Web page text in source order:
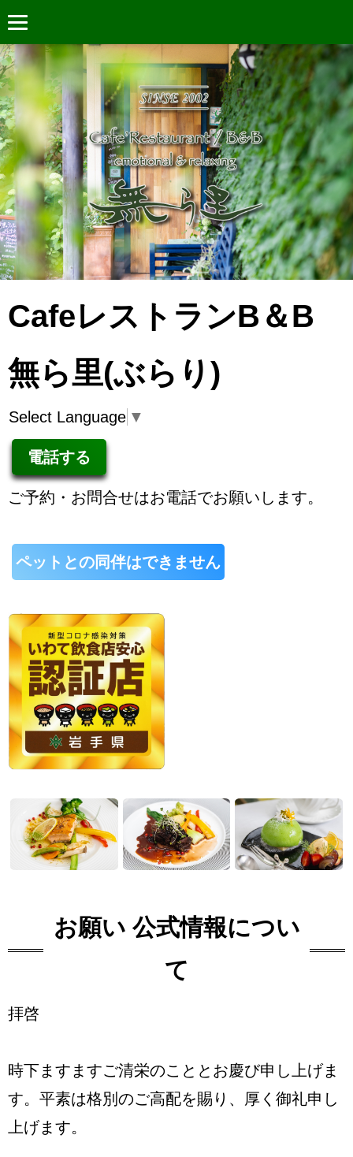
CafeレストランB＆B
無ら里(ぶらり)
Select Language ▼
電話する
ご予約・お問合せはお電話でお願いします。
ペットとの同伴はできません
お願い 公式情報につい
て
拝啓
時下ますますご清栄のこととお慶び申し上げま
す。平素は格別のご高配を賜り、厚く御礼申し
上げます。